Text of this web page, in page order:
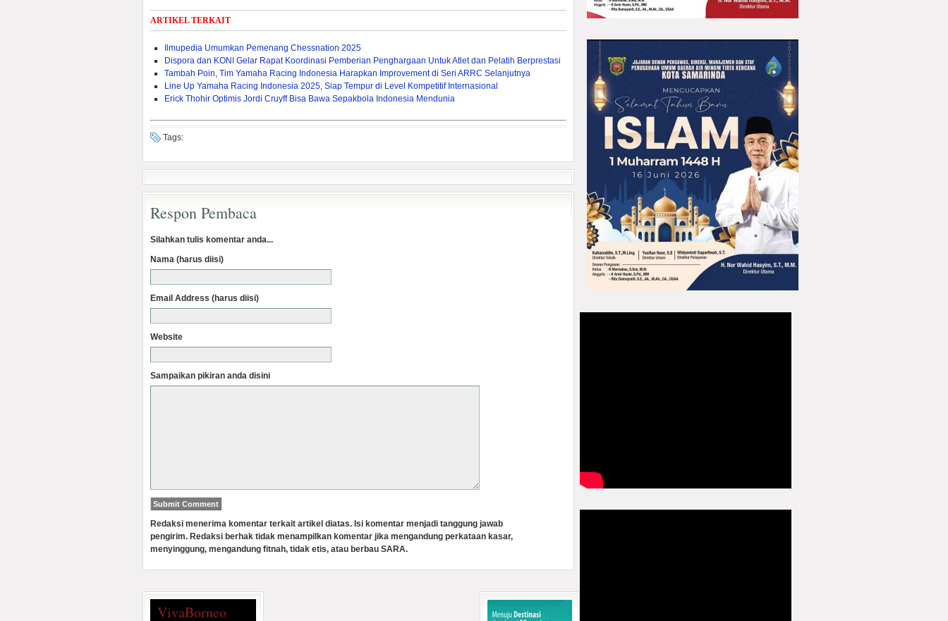
ARTIKEL TERKAIT
Ilmupedia Umumkan Pemenang Chessnation 2025
Dispora dan KONI Gelar Rapat Koordinasi Pemberian Penghargaan Untuk Atlet dan Pelatih Berprestasi
Tambah Poin, Tim Yamaha Racing Indonesia Harapkan Improvement di Seri ARRC Selanjutnya
Line Up Yamaha Racing Indonesia 2025, Siap Tempur di Level Kompetitif Internasional
Erick Thohir Optimis Jordi Cruyff Bisa Bawa Sepakbola Indonesia Mendunia
Tags:
Respon Pembaca
Silahkan tulis komentar anda...
Nama (harus diisi)
Email Address (harus diisi)
Website
Sampaikan pikiran anda disini
Redaksi menerima komentar terkait artikel diatas. Isi komentar menjadi tanggung jawab
pengirim. Redaksi berhak tidak menampilkan komentar jika mengandung perkataan kasar,
menyinggung, mengandung fitnah, tidak etis, atau berbau SARA.
VivaBorneo